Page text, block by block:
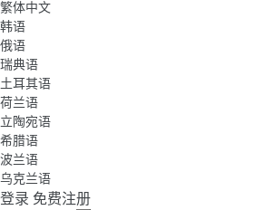
繁体中文
韩语
俄语
瑞典语
土耳其语
荷兰语
立陶宛语
希腊语
波兰语
乌克兰语
登录 免费注册